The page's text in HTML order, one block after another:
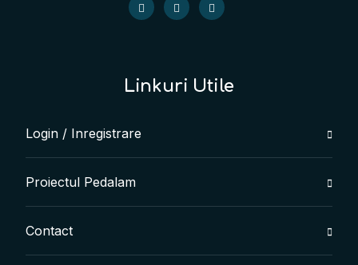
Linkuri Utile
Login / Inregistrare
Proiectul Pedalam
Contact